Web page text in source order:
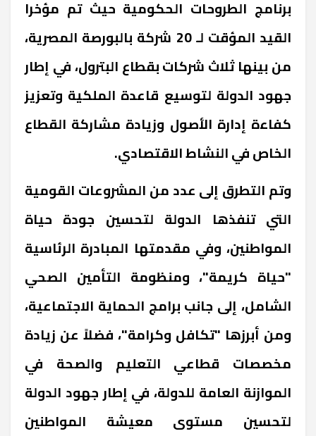
برنامج الطروحات الحكومية حيث تم مؤخرا
القيد المؤقت لـ 20 شركة بالبورصة المصرية،
من بينها ثلاث شركات بقطاع البترول، في إطار
جهود الدولة لتوسيع قاعدة الملكية وتعزيز
كفاءة إدارة الأصول وزيادة مشاركة القطاع
الخاص في النشاط الاقتصادي.
وتم التطرق إلى عدد من المشروعات القومية
التي تنفذها الدولة لتحسين جودة حياة
المواطنين، وفي مقدمتها المبادرة الرئاسية
"حياة كريمة"، ومنظومة التأمين الصحي
الشامل، إلى جانب برامج الحماية الاجتماعية،
ومن أبرزها "تكافل وكرامة"، فضلاً عن زيادة
مخصصات قطاعي التعليم والصحة في
الموازنة العامة للدولة، في إطار جهود الدولة
لتحسين مستوى معيشة المواطنين